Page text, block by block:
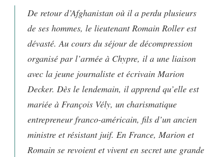
De retour d’Afghanistan où il a perdu plusieurs
de ses hommes, le lieutenant Romain Roller est
dévasté. Au cours du séjour de décompression
organisé par l’armée à Chypre, il a une liaison
avec la jeune journaliste et écrivain Marion
Decker. Dès le lendemain, il apprend qu’elle est
mariée à François Vély, un charismatique
entrepreneur franco-américain, fils d’un ancien
ministre et résistant juif. En France, Marion et
Romain se revoient et vivent en secret une grande